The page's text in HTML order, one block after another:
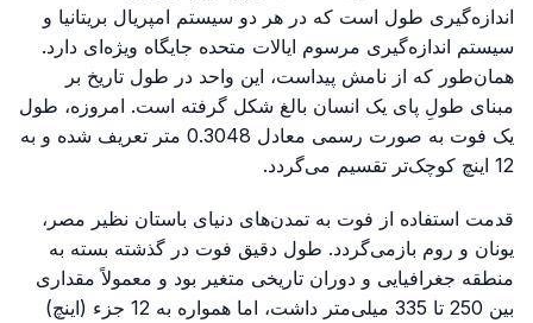
اندازه‌گیری طول است که در هر دو سیستم امپریال بریتانیا و
سیستم اندازه‌گیری مرسوم ایالات متحده جایگاه ویژه‌ای دارد.
همان‌طور که از نامش پیداست، این واحد در طول تاریخ بر
مبنای طولِ پای یک انسان بالغ شکل گرفته است. امروزه، طول
یک فوت به صورت رسمی معادل 0.3048 متر تعریف شده و به
12 اینچ کوچک‌تر تقسیم می‌گردد.
قدمت استفاده از فوت به تمدن‌های دنیای باستان نظیر مصر،
یونان و روم بازمی‌گردد. طول دقیق فوت در گذشته بسته به
منطقه جغرافیایی و دوران تاریخی متغیر بود و معمولاً مقداری
بین 250 تا 335 میلی‌متر داشت، اما همواره به 12 جزء (اینچ)